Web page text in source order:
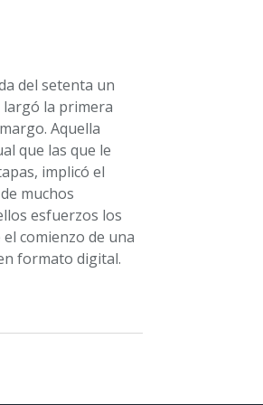
del setenta un
la primera
Aquella
que las que le
implicó el
muchos
esfuerzos los
comienzo de una
formato digital.